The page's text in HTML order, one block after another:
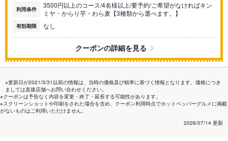
利用条件
3500円以上のコース/4名様以上/要予約/ご希望がなければキン
ミヤ・からり芋・わら麦【3種類から選べます。】
有効期限 なし
クーポンの詳細を見る
※更新日が2021/3/31以前の情報は、当時の価格及び税率に基づく情報となります。価格につき
ましては直接店舗へお問い合わせください。
※クーポンは予告なく内容を変更・終了・延長する可能性があります。
※スクリーンショットや印刷をされた場合を含め、クーポン利用時点でホットペッパーグルメに掲載
がないものはご利用いただけません。
2026/07/14 更新